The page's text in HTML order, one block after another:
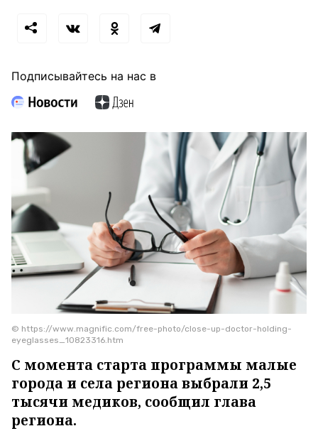
Подписывайтесь на нас в
© https://www.magnific.com/free-photo/close-up-doctor-holding-
eyeglasses_10823316.htm
С момента старта программы малые
города и села региона выбрали 2,5
тысячи медиков, сообщил глава
региона.